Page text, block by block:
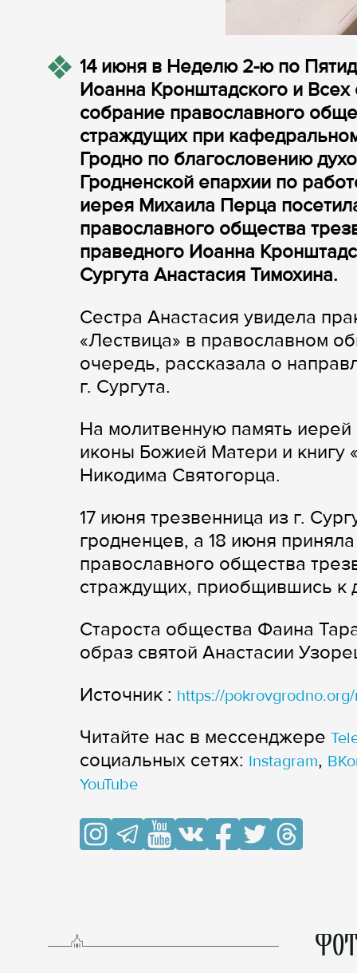
14 июня в Неделю 2-ю по
Иоанна Кронштадского и
собрание православного
страждущих при
Гродно по благословению
Гродненской епархии по
иерея Михаила Перца
православного общества
праведного Иоанна
Сургута Анастасия Тимохина.
Сестра Анастасия увидела
«Лествица» в православном
очередь, рассказала о
г. Сургута.
На молитвенную память иерей
иконы Божией Матери и книгу
Никодима Святогорца.
17 июня трезвенница из г.
гродненцев, а 18 июня
православного общества
страждущих, приобщившись к
Староста общества Фаина
образ святой Анастасии
Источник : https://
Читайте нас в мессенджере
cоциальных сетях: Instagram,
YouTube